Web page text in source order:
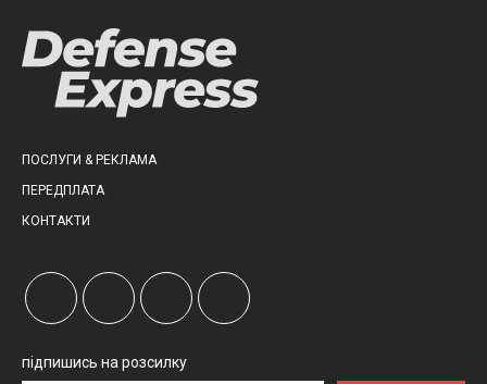
ПОСЛУГИ & РЕКЛАМА
ПЕРЕДПЛАТА
КОНТАКТИ
підпишись на розсилку